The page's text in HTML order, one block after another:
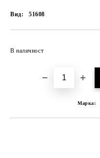
Вид: 51608
В наличност
Марка: